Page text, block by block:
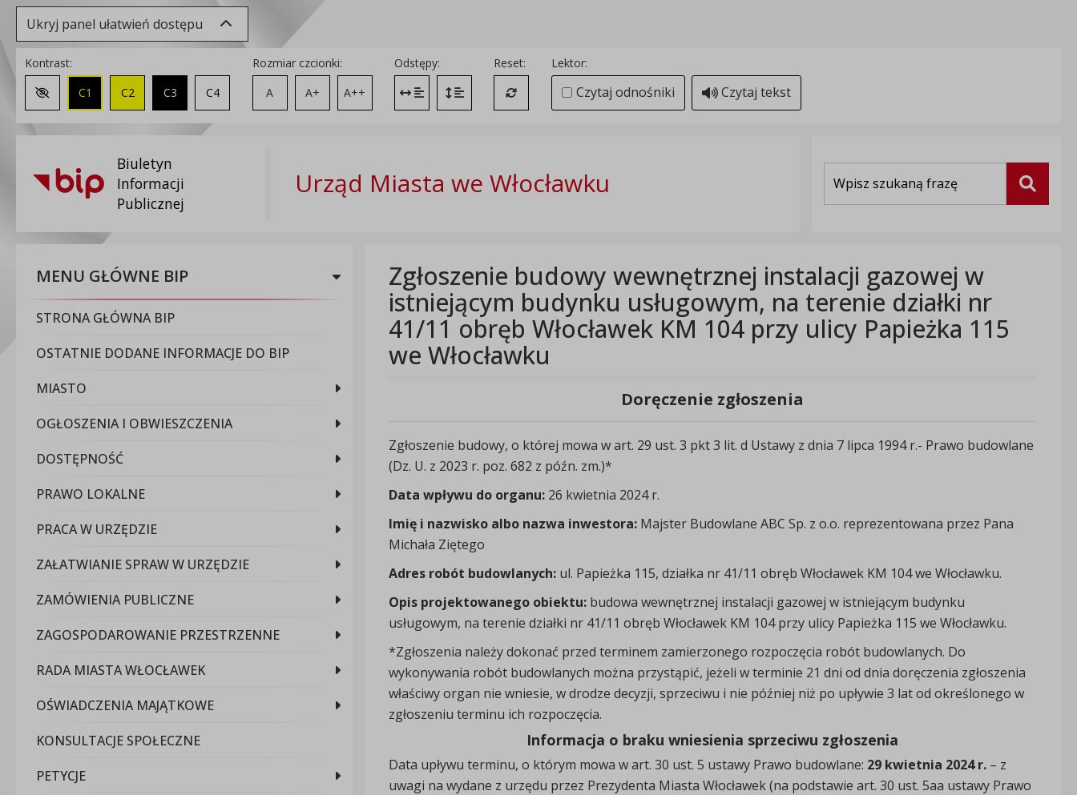
Ukryj panel ułatwień dostępu
Kontrast:
Zmień kontrast na domyślny
C1 C2 C3 C4
Rozmiar czcionki:
A
A+ A++
Odstępy:
Zmień odstęp między literami
Zmień interlinię i margines między paragrafami
Reset:
Przywróć ustawienia domyślne
Lektor:
Czytaj odnośniki Czytaj tekst
Biuletyn
Informacji
Publicznej
Urząd Miasta we Włocławku Szukaj
MENU GŁÓWNE BIP
STRONA GŁÓWNA BIP
OSTATNIE DODANE INFORMACJE DO BIP
MIASTO
OGŁOSZENIA I OBWIESZCZENIA
DOSTĘPNOŚĆ
PRAWO LOKALNE
PRACA W URZĘDZIE
ZAŁATWIANIE SPRAW W URZĘDZIE
ZAMÓWIENIA PUBLICZNE
ZAGOSPODAROWANIE PRZESTRZENNE
RADA MIASTA WŁOCŁAWEK
OŚWIADCZENIA MAJĄTKOWE
KONSULTACJE SPOŁECZNE
PETYCJE
Zgłoszenie budowy wewnętrznej instalacji gazowej w
istniejącym budynku usługowym, na terenie działki nr
41/11 obręb Włocławek KM 104 przy ulicy Papieżka 115
we Włocławku
Doręczenie zgłoszenia
Zgłoszenie budowy, o której mowa w art. 29 ust. 3 pkt 3 lit. d Ustawy z dnia 7 lipca 1994 r.- Prawo budowlane
(Dz. U. z 2023 r. poz. 682 z późn. zm.)*
Data wpływu do organu:26 kwietnia 2024 r.
Imię i nazwisko albo nazwa inwestora:Majster Budowlane ABC Sp. z o.o. reprezentowana przez Pana
Michała Ziętego
Adres robót budowlanych: ul. Papieżka 115, działka nr 41/11 obręb Włocławek KM 104 we Włocławku.
Opis projektowanego obiektu:budowa wewnętrznej instalacji gazowej w istniejącym budynku
usługowym, na terenie działki nr 41/11 obręb Włocławek KM 104 przy ulicy Papieżka 115 we Włocławku.
*Zgłoszenia należy dokonać przed terminem zamierzonego rozpoczęcia robót budowlanych. Do
wykonywania robót budowlanych można przystąpić, jeżeli w terminie 21 dni od dnia doręczenia zgłoszenia
właściwy organ nie wniesie, w drodze decyzji, sprzeciwu i nie później niż po upływie 3 lat od określonego w
zgłoszeniu terminu ich rozpoczęcia.
Informacja o braku wniesienia sprzeciwu zgłoszenia
Data upływu terminu, o którym mowa w art. 30 ust. 5 ustawy Prawo budowlane: 29 kwietnia 2024 r.– z
uwagi na wydane z urzędu przez Prezydenta Miasta Włocławek (na podstawie art. 30 ust. 5aa ustawy Prawo